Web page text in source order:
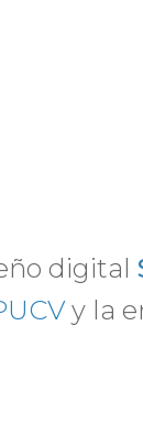
digital
y la